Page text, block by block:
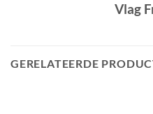
Vlag
GERELATEERDE